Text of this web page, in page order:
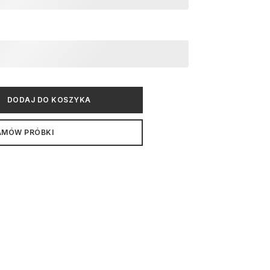
DODAJ DO KOSZYKA
PRÓBKI